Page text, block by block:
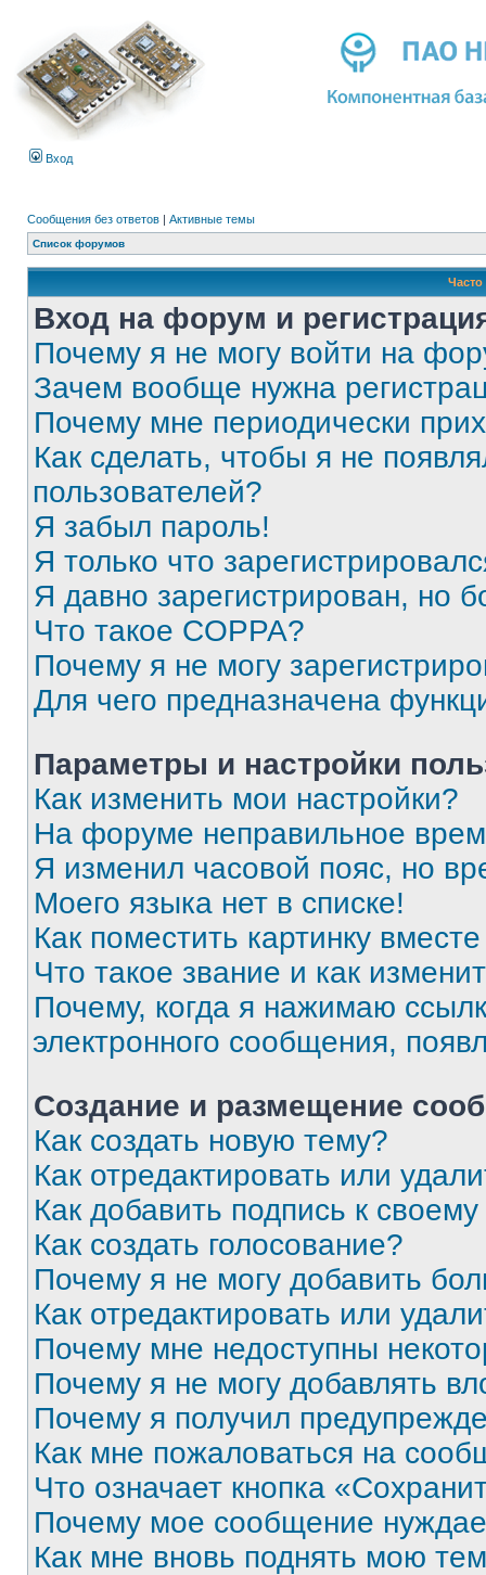
Вход
Сообщения без ответов | Активные темы
Список форумов
Вход на форум и
Почему я не могу войти на
Зачем вообще нужна
Почему мне периодически
Как сделать, чтобы я не
пользователей?
Я забыл пароль!
Я только что
Я давно зарегистрирован, но
Что такое COPPA?
Почему я не могу
Для чего предназначена
Параметры и настройки
Как изменить мои настройки?
На форуме неправильное
Я изменил часовой пояс, но
Моего языка нет в списке!
Как поместить картинку
Что такое звание и как
Почему, когда я нажимаю
электронного сообщения,
Создание и размещение
Как создать новую тему?
Как отредактировать или
Как добавить подпись к
Как создать голосование?
Почему я не могу добавить
Как отредактировать или
Почему мне недоступны
Почему я не могу добавлять
Почему я получил
Как мне пожаловаться на
Что означает кнопка
Почему мое сообщение
Как мне вновь поднять мою